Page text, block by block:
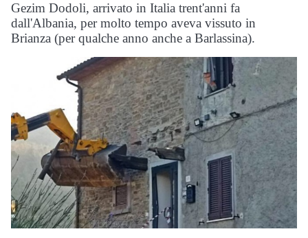
Gezim Dodoli, arrivato in Italia trent'anni fa
dall'Albania, per molto tempo aveva vissuto in
Brianza (per qualche anno anche a Barlassina).